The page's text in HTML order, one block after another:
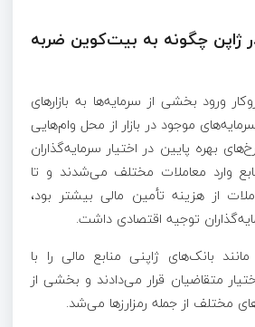
ژاپن چگونه به بیت‌کوین ضربه
ورود بخشی از سرمایه‌ها به بازارهای
موجود در بازار از محل وام‌هایی
بهره پایین در اختیار سرمایه‌گذاران
وارد معاملات مختلف می‌شدند و تا
از هزینه تأمین مالی بیشتر بود،
توجیه اقتصادی داشت.
بانک‌های ژاپنی منابع مالی را با
متقاضیان قرار می‌دادند و بخشی از
مختلف از جمله رمزارزها می‌شد.